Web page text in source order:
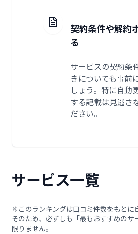
契約条件や解約
る
サービスの契約条
きについても事前
しょう。特に自動
する記載は見逃さ
ださい。
サービス一覧
※このランキングは口コミ件数をもとに
そのため、必ずしも「最もおすすめのサ
限りません。